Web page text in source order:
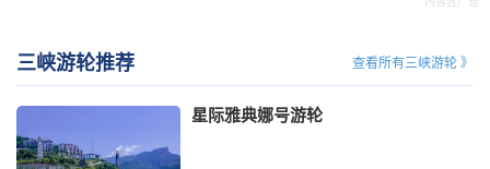
三峡游轮推荐 查看所有三峡游轮 》
星际雅典娜号游轮